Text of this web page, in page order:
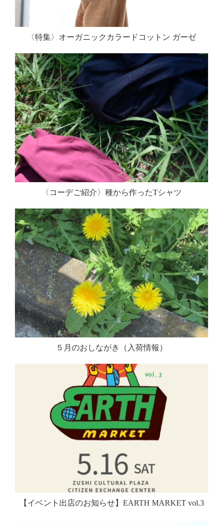
〈特集〉オーガニックカラードコットン ガーゼ
〈コーデご紹介〉種から作ったTシャツ
５月のおしながき（入荷情報）
【イベント出店のお知らせ】EARTH MARKET vol.3